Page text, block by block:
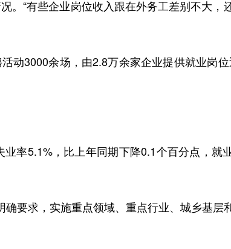
“有些企业岗位收入跟在外务工差别不大，
3000余场，由2.8万余家企业提供就业岗位
5.1%，比上年同期下降0.1个百分点，就
求，实施重点领域、重点行业、城乡基层